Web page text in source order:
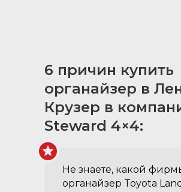
6 причин купить
органайзер в
Крузер в
Steward 4×4:
Не знаете, какой
органайзер Toyota